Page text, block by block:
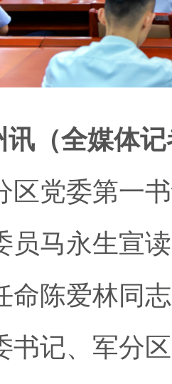
讯（全媒体
区党委第一
员马永生宣
命陈爱林同
书记、军分